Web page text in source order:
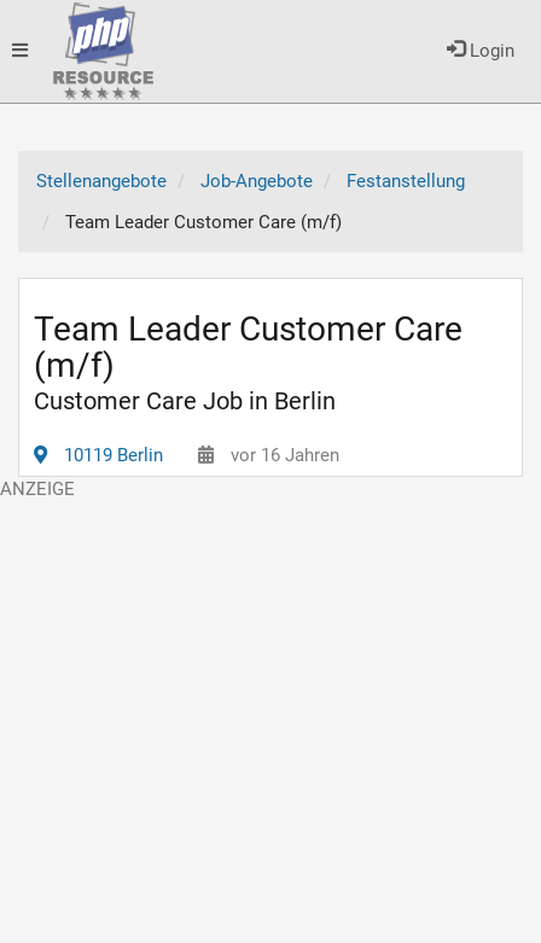
Login
Toggle
Stellenangebote
Job-Angebote
Festanstellung
Team Leader Customer Care (m/f)
Team Leader Customer Care
(m/f)
Customer Care Job in Berlin
10119 Berlin vor 16 Jahren